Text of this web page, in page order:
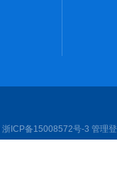
浙ICP备15008572号-3 管理